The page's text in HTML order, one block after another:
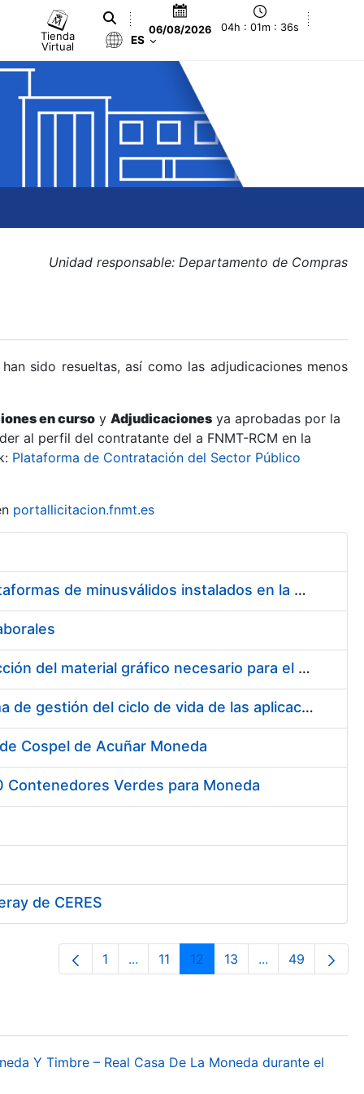
Tienda
Virtual
06/08/2026 04h : 01m : 36s
ES
Unidad responsable: Departamento de Compras
sido resueltas, así como las adjudicaciones menos
en curso y Adjudicaciones ya aprobadas por la
al perfil del contratante del a FNMT-RCM en la
Plataforma de Contratación del Sector Público
portallicitacion.fnmt.es
Servicio de Mantenimiento de los ascensores, montacargas y plataformas de minusválidos instalados en la FNMT-RCM
Suscripción de acuerdo marco para el servicio de diseño y producción del material gráfico necesario para el desarrollo de la actividad comercial, institucional y cultural de la entidad pública empresarial Fábrica Nacional de Moneda y Timbre-Real Casa de la Moneda (FNMT-RCM)
Servicios de consultoría para implantación por fases de un sistema de gestión del ciclo de vida de las aplicaciones en el área de desarrollo de CERES (fase 2)
Cospel de Acuñar Moneda
Contenedores Verdes para Moneda
de CERES
Página
1 ...Páginas intermedias Use TAB para
Página
11 Página
12 Página
13 ...PáginasPágina
49
Y Timbre – Real Casa De La Moneda durante el